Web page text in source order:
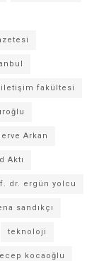
fakültesi
Arkan
Aktı
dr. ergün yolcu
sandıkçı
teknoloji
kocaoğlu